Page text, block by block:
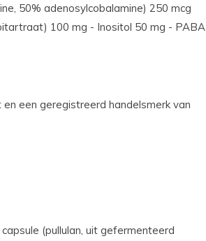
50% adenosylcobalamine) 250 mcg
100 mg - Inositol 50 mg - PABA
een geregistreerd handelsmerk van
(pullulan, uit gefermenteerd